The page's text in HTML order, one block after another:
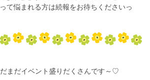
て悩まれる方は続報をお待ちくださいっ
まだイベント盛りだくさんです～♡